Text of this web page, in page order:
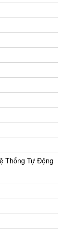
Thống Tự Động